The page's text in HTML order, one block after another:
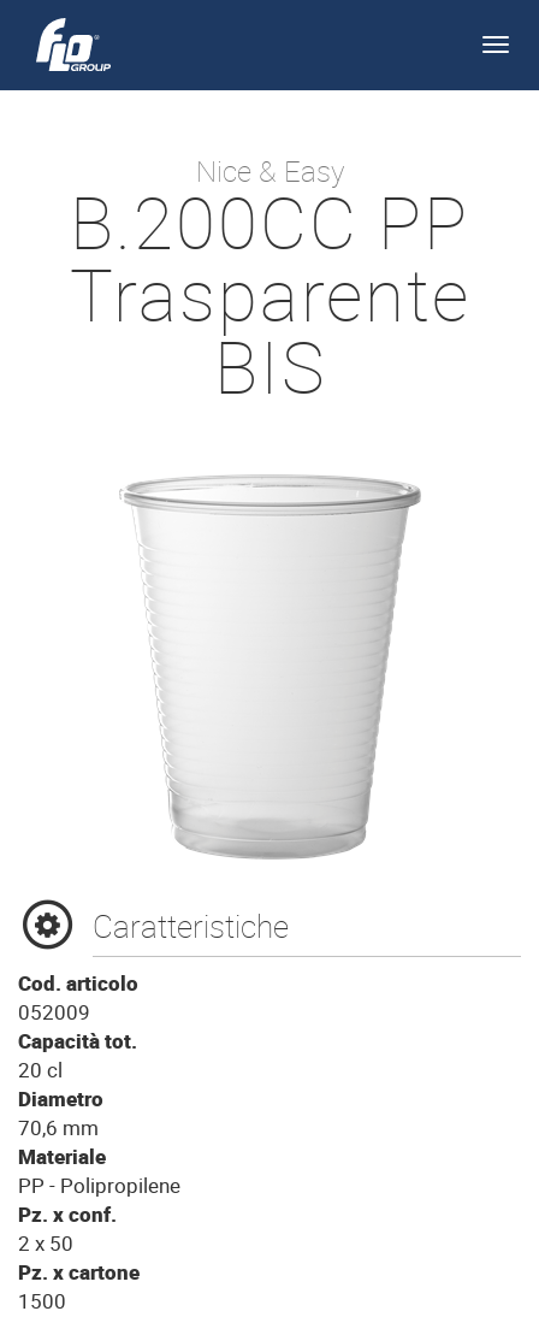
Nice & Easy
B.200CC PP
Trasparente
BIS
Caratteristiche
Cod. articolo
052009
Capacità tot.
20 cl
Diametro
70,6 mm
Materiale
PP - Polipropilene
Pz. x conf.
2 x 50
Pz. x cartone
1500